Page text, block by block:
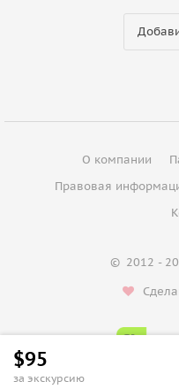
$95
за экскурсию
О компании
Правовая
© 2012 -